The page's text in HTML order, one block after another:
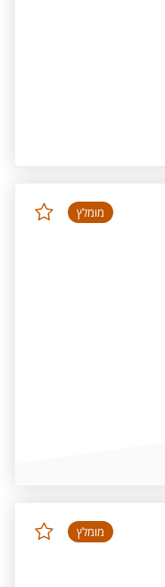
מומלץ
מומלץ